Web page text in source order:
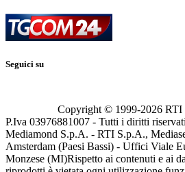
Seguici su
Copyright © 1999-2026 RTI
P.Iva 03976881007 - Tutti i diritti
Mediamond S.p.A. - RTI S.p.A.,
Amsterdam (Paesi Bassi) - Uffici Viale
Monzese (MI)Rispetto ai contenuti e ai